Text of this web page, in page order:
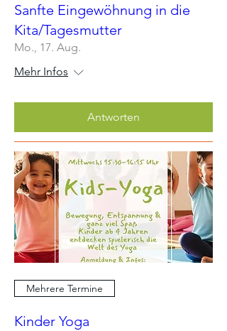
Sanfte Eingewöhnung in die
Kita/Tagesmutter
Mo., 17. Aug.
Mehr Infos
Antworten
Mehrere Termine
Kinder Yoga